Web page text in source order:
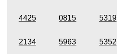
4425 0815 5319
2134 5963 5352